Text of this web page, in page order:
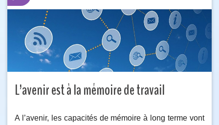
L’avenir est à la mémoire de travail
A l’avenir, les capacités de mémoire à long terme vont